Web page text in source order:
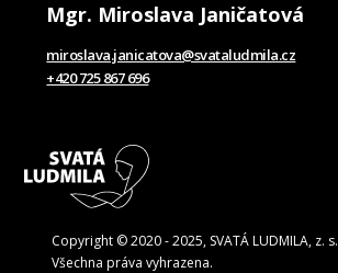
Mgr. Miroslava Janičatová
miroslava.janicatova@svataludmila.cz
+420 725 867 696
Copyright © 2020 - 2025, SVATÁ LUDMILA, z. s.
Všechna práva vyhrazena.